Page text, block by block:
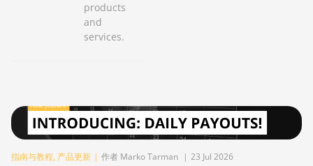
products
and
services.
指南与教程, 产品更新 | 作者 Marko Tarman | 23 Jul 2026